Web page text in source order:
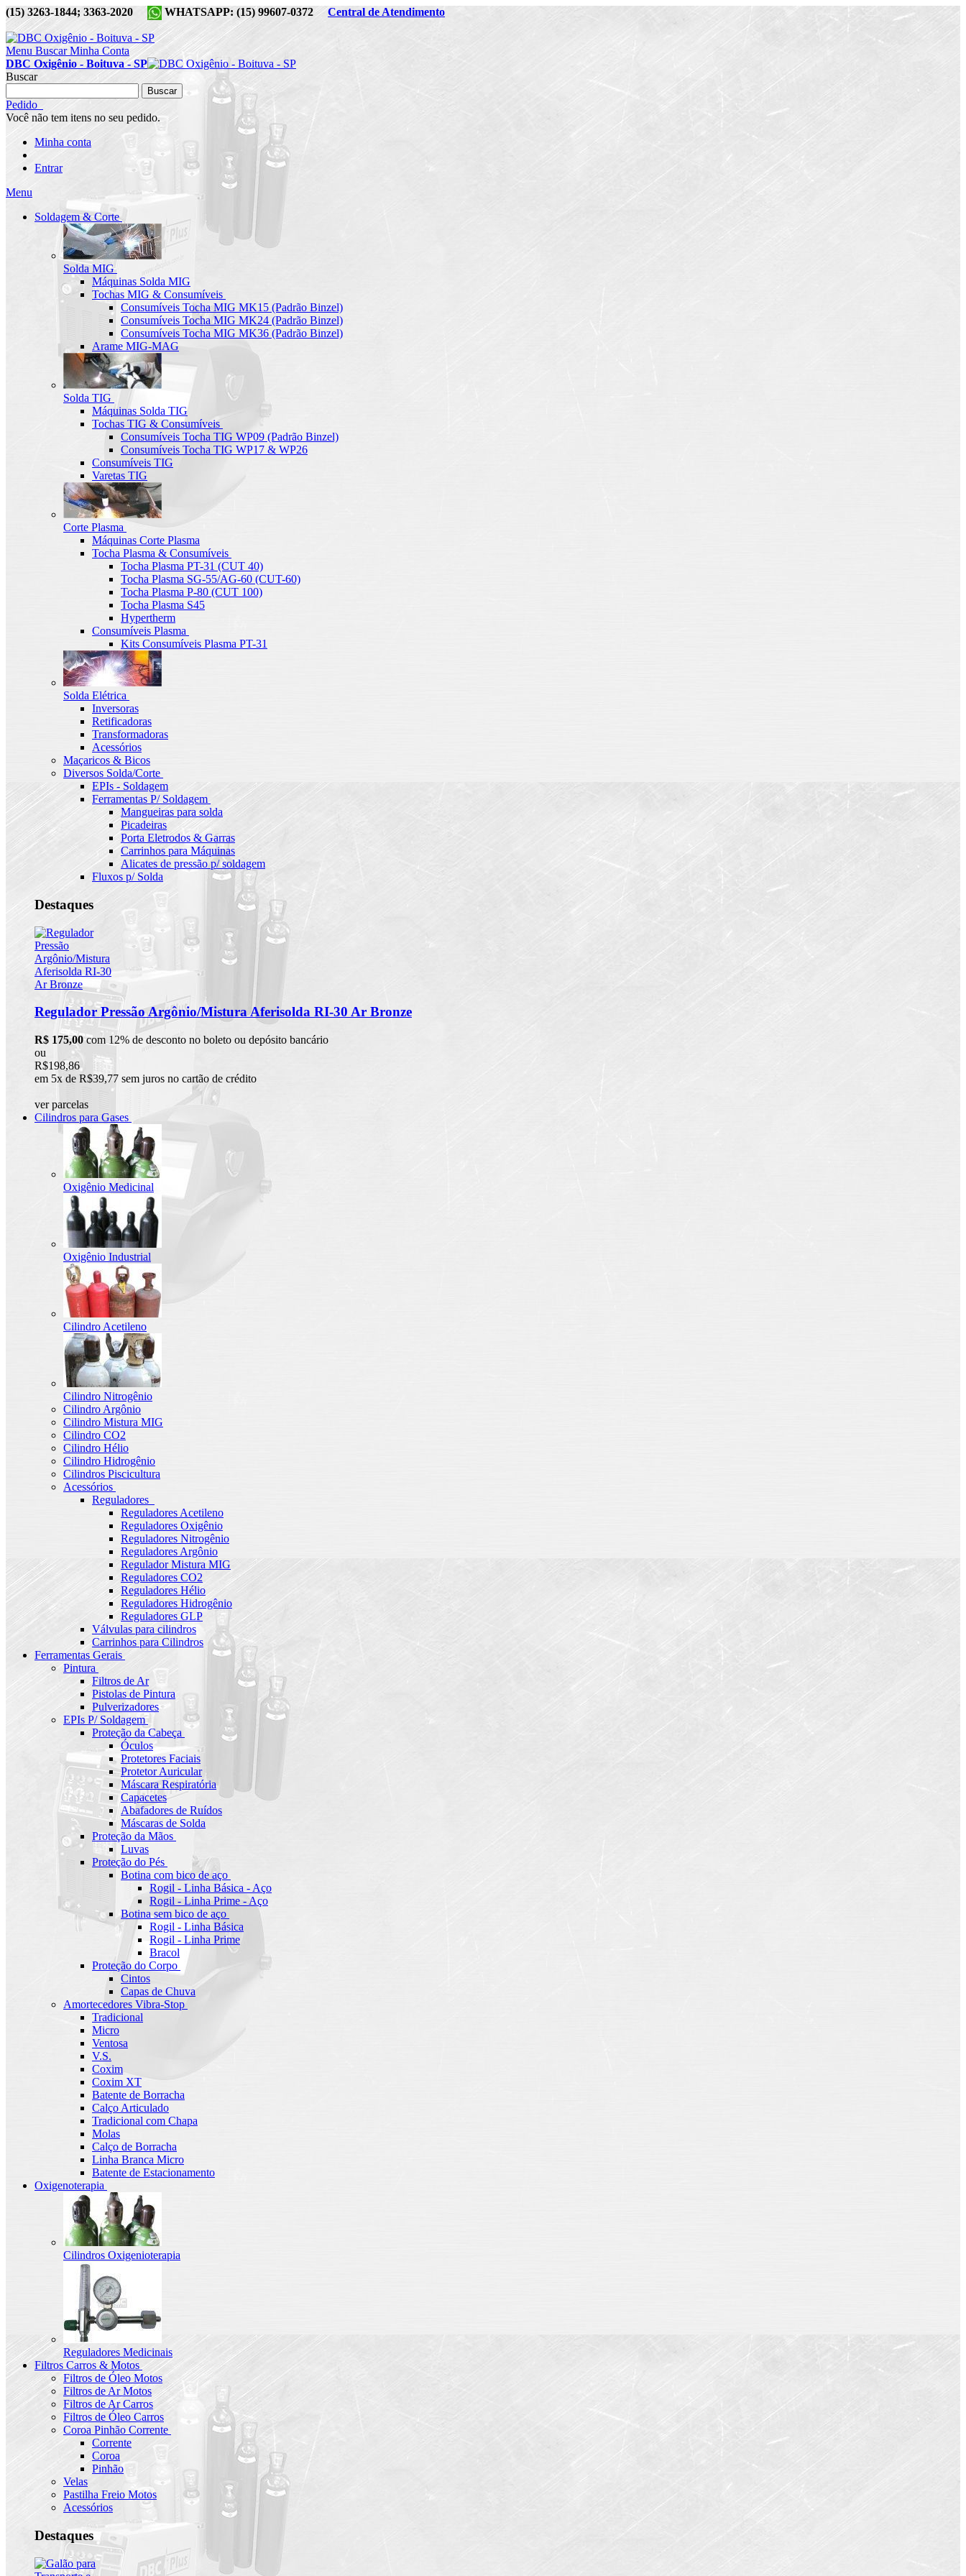
(15) 3263-1844; 3363-2020 WHATSAPP: (15) 99607-0372 Central de Atendimento
Menu Buscar Minha Conta
DBC Oxigênio - Boituva - SP
Buscar
Buscar
Pedido
Você não tem itens no seu pedido.
Minha conta
Entrar
Menu
Soldagem & Corte
Solda MIG
Máquinas Solda MIG
Tochas MIG & Consumíveis
Consumíveis Tocha MIG MK15 (Padrão Binzel)
Consumíveis Tocha MIG MK24 (Padrão Binzel)
Consumíveis Tocha MIG MK36 (Padrão Binzel)
Arame MIG-MAG
Solda TIG
Máquinas Solda TIG
Tochas TIG & Consumíveis
Consumíveis Tocha TIG WP09 (Padrão Binzel)
Consumíveis Tocha TIG WP17 & WP26
Consumíveis TIG
Varetas TIG
Corte Plasma
Máquinas Corte Plasma
Tocha Plasma & Consumíveis
Tocha Plasma PT-31 (CUT 40)
Tocha Plasma SG-55/AG-60 (CUT-60)
Tocha Plasma P-80 (CUT 100)
Tocha Plasma S45
Hypertherm
Consumíveis Plasma
Kits Consumíveis Plasma PT-31
Solda Elétrica
Inversoras
Retificadoras
Transformadoras
Acessórios
Maçaricos & Bicos
Diversos Solda/Corte
EPIs - Soldagem
Ferramentas P/ Soldagem
Mangueiras para solda
Picadeiras
Porta Eletrodos & Garras
Carrinhos para Máquinas
Alicates de pressão p/ soldagem
Fluxos p/ Solda
Destaques
Regulador Pressão Argônio/Mistura Aferisolda RI-30 Ar Bronze
R$ 175,00com 12% de desconto no boleto ou depósito bancário
ou
R$198,86
em 5x de R$39,77 sem juros no cartão de crédito
ver parcelas
Cilindros para Gases
Oxigênio Medicinal
Oxigênio Industrial
Cilindro Acetileno
Cilindro Nitrogênio
Cilindro Argônio
Cilindro Mistura MIG
Cilindro CO2
Cilindro Hélio
Cilindro Hidrogênio
Cilindros Piscicultura
Acessórios
Reguladores
Reguladores Acetileno
Reguladores Oxigênio
Reguladores Nitrogênio
Reguladores Argônio
Regulador Mistura MIG
Reguladores CO2
Reguladores Hélio
Reguladores Hidrogênio
Reguladores GLP
Válvulas para cilindros
Carrinhos para Cilindros
Ferramentas Gerais
Pintura
Filtros de Ar
Pistolas de Pintura
Pulverizadores
EPIs P/ Soldagem
Proteção da Cabeça
Óculos
Protetores Faciais
Protetor Auricular
Máscara Respiratória
Capacetes
Abafadores de Ruídos
Máscaras de Solda
Proteção da Mãos
Luvas
Proteção do Pés
Botina com bico de aço
Rogil - Linha Básica - Aço
Rogil - Linha Prime - Aço
Botina sem bico de aço
Rogil - Linha Básica
Rogil - Linha Prime
Bracol
Proteção do Corpo
Cintos
Capas de Chuva
Amortecedores Vibra-Stop
Tradicional
Micro
Ventosa
V.S.
Coxim
Coxim XT
Batente de Borracha
Calço Articulado
Tradicional com Chapa
Molas
Calço de Borracha
Linha Branca Micro
Batente de Estacionamento
Oxigenoterapia
Cilindros Oxigenioterapia
Reguladores Medicinais
Filtros Carros & Motos
Filtros de Óleo Motos
Filtros de Ar Motos
Filtros de Ar Carros
Filtros de Óleo Carros
Coroa Pinhão Corrente
Corrente
Coroa
Pinhão
Velas
Pastilha Freio Motos
Acessórios
Destaques